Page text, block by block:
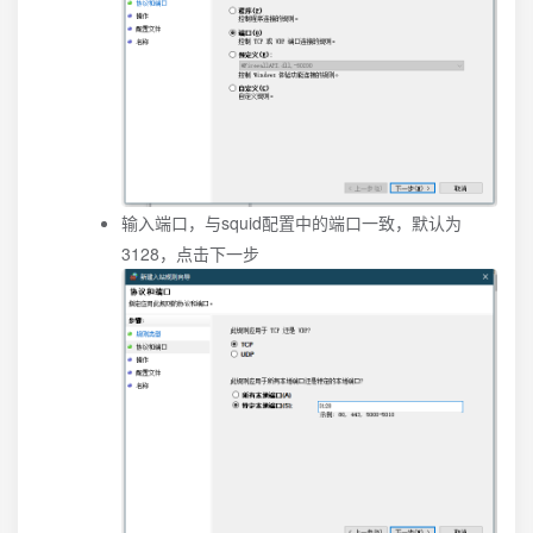
输入端口，与squid配置中的端口一致，默认为
3128，点击下一步